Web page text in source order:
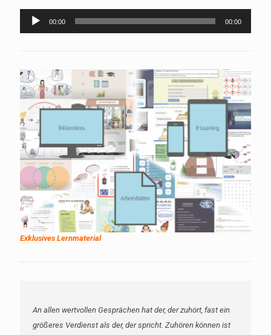
Audio-
Player
00:00 00:00
Exklusives Lernmaterial
An allen wertvollen Gesprächen hat der, der zuhört, fast ein
größeres Verdienst als der, der spricht. Zuhören können ist